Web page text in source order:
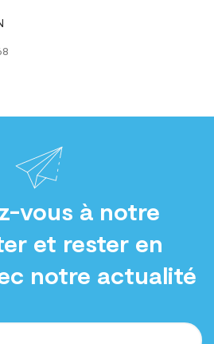
vous à notre
et rester en
notre actualité